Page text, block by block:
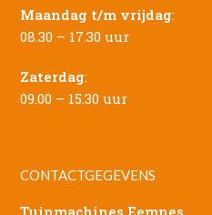
Maandag t/m vrijdag:
08.30 – 17.30 uur
Zaterdag:
09.00 – 15.30 uur
CONTACTGEGEVENS
Tuinmachines Eemnes